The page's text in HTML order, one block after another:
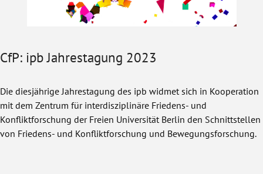
CfP: ipb Jahrestagung 2023
Die diesjährige Jahrestagung des ipb widmet sich in Kooperation
mit dem Zentrum für interdisziplinäre Friedens- und
Konfliktforschung der Freien Universität Berlin den Schnittstellen
von Friedens- und Konfliktforschung und Bewegungsforschung.